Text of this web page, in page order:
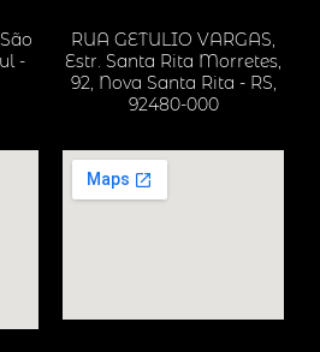
a
t
s
a
p
p
-
RUA GETULIO VARGAS,
Estr. Santa Rita Morretes,
92, Nova Santa Rita - RS,
92480-000